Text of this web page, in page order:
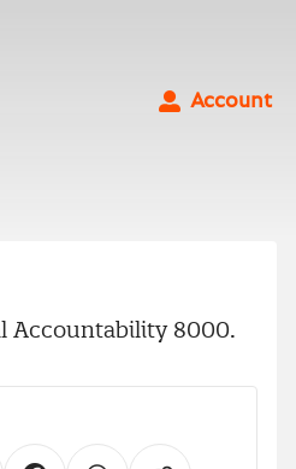
Account
Accountability 8000.